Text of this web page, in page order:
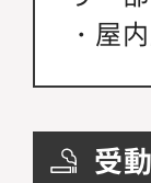
・屋
受